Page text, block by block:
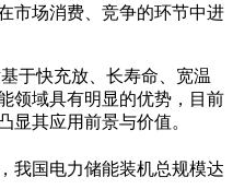
市场消费、竞争的环节中进
于快充放、长寿命、宽温
领域具有明显的优势，目前
显其应用前景与价值。
我国电力储能装机总规模达